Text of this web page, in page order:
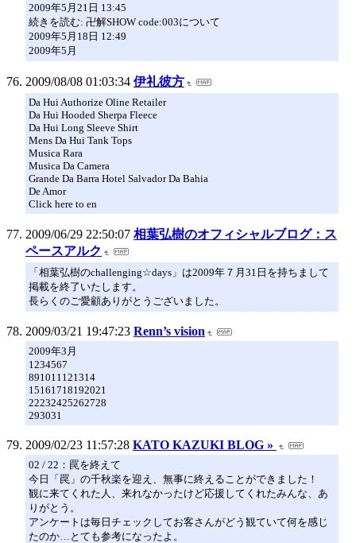
2009年5月21日 13:45
続きを読む: 卍解SHOW code:003について
2009年5月18日 12:49
2009年5月
2009/08/08 01:03:34 伊礼彼方
Da Hui Authorize Oline Retailer
Da Hui Hooded Sherpa Fleece
Da Hui Long Sleeve Shirt
Mens Da Hui Tank Tops
Musica Rara
Musica Da Camera
Grande Da Barra Hotel Salvador Da Bahia
De Amor
Click here to en
2009/06/29 22:50:07 相葉弘樹のオフィシャルブログ：ス
ペースアルク
「相葉弘樹のchallenging☆days」は2009年７月31日を持ちまして
掲載を終了いたします。
長らくのご愛顧ありがとうございました。
2009/03/21 19:47:23 Renn’s vision
2009年3月
1234567
891011121314
15161718192021
22232425262728
293031
2009/02/23 11:57:28 KATO KAZUKI BLOG »
02 / 22：罠を終えて
今日「罠」の千秋楽を迎え、無事に終えることができました！
観に来てくれた人、来れなかったけど応援してくれたみんな、あ
りがとう。
アンケートは毎日チェックしてお客さんがどう観ていて何を感じ
たのか…とても参考になったよ。